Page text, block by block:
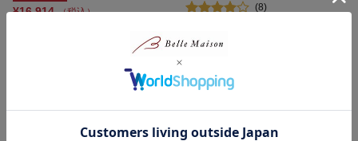
¥16,914（税込）
(8)